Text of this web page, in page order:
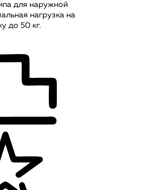
для наружной
нагрузка на
до 50 кг.